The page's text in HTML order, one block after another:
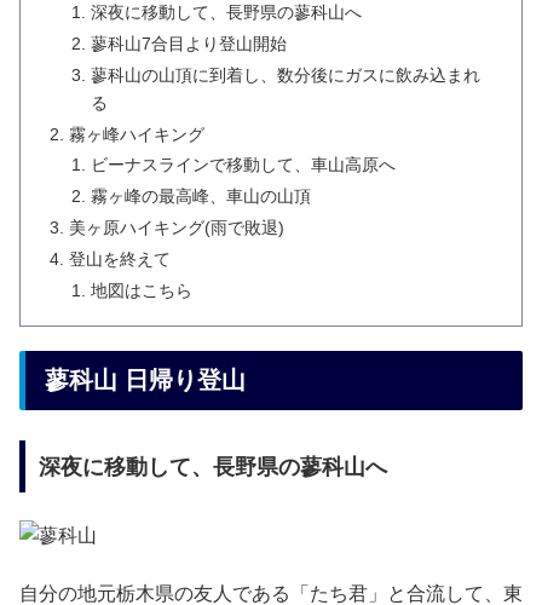
深夜に移動して、長野県の蓼科山へ
蓼科山7合目より登山開始
蓼科山の山頂に到着し、数分後にガスに飲み込まれ
る
霧ヶ峰ハイキング
ビーナスラインで移動して、車山高原へ
霧ヶ峰の最高峰、車山の山頂
美ヶ原ハイキング(雨で敗退)
登山を終えて
地図はこちら
蓼科山 日帰り登山
深夜に移動して、長野県の蓼科山へ
自分の地元栃木県の友人である「たち君」と合流して、東